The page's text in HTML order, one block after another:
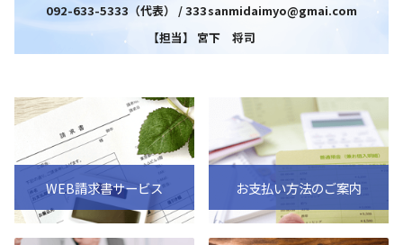
092-633-5333（代表） / 333sanmidaimyo@gmai.com
【担当】 宮下 将司
WEB請求書サービス お支払い方法のご案内